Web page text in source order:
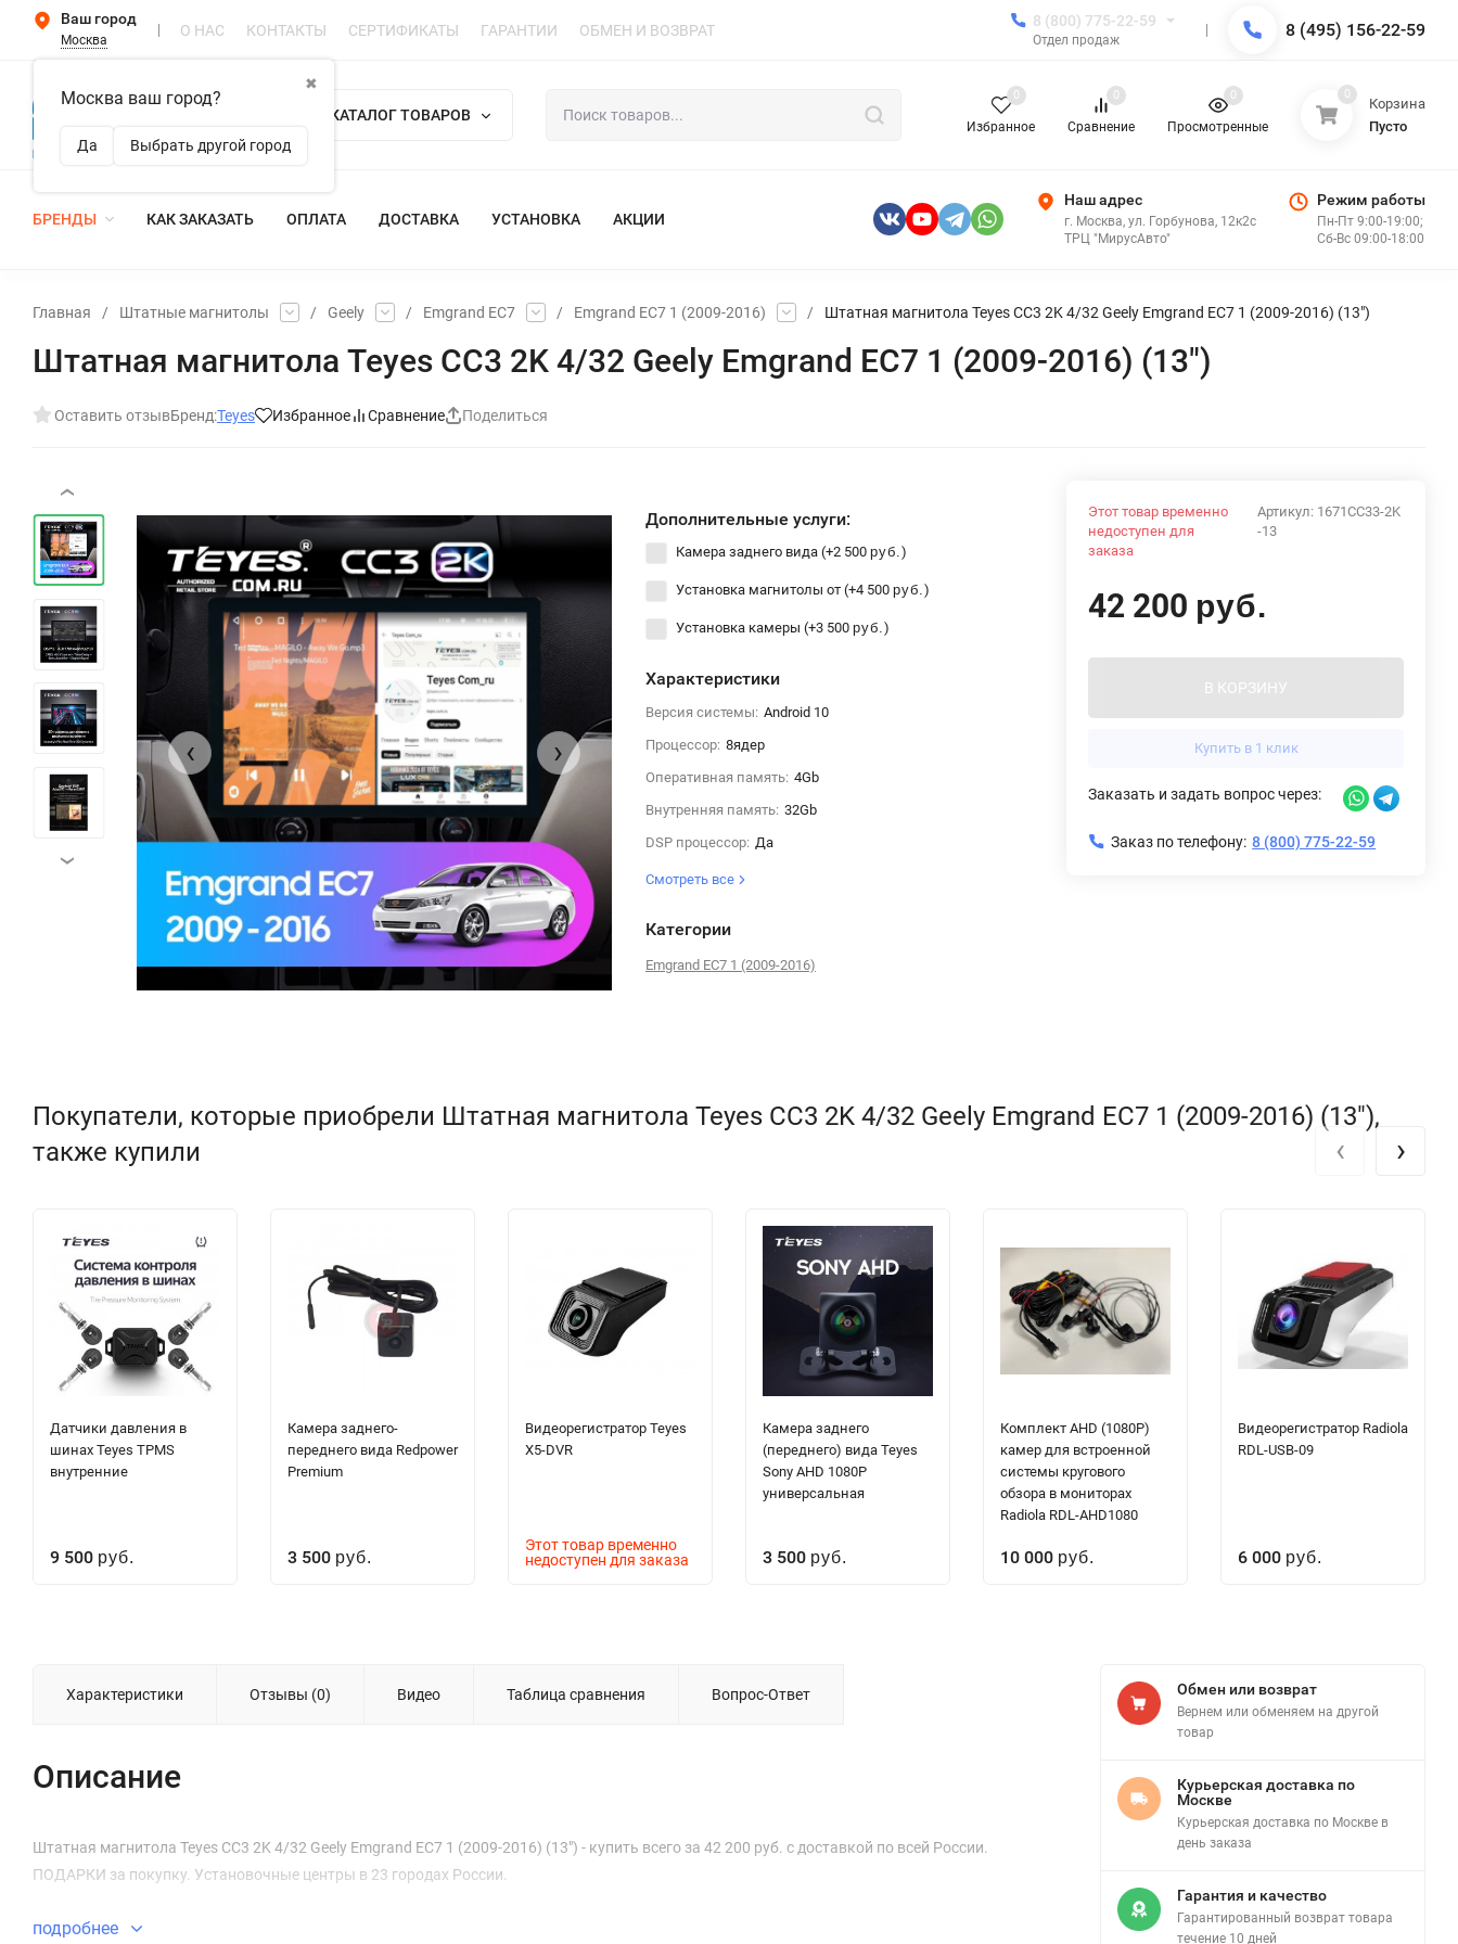
Ваш город
Москва
✖
Москва ваш город?
Да Выбрать другой город
О НАС КОНТАКТЫ СЕРТИФИКАТЫ ГАРАНТИИ ОБМЕН И ВОЗВРАТ
8 (800) 775-22-59
Отдел продаж 8 (495) 156-22-59
КАТАЛОГ ТОВАРОВ
Избранное
0
Сравнение
0
Просмотренные
0 0
Корзина
Пусто
БРЕНДЫ КАК ЗАКАЗАТЬ ОПЛАТА ДОСТАВКА УСТАНОВКА АКЦИИ
Наш адрес
г. Москва, ул. Горбунова, 12к2с
ТРЦ "МирусАвто"
Режим работы
Пн-Пт 9:00-19:00;
Сб-Вс 09:00-18:00
Главная / Штатные магнитолы / Geely / Emgrand EC7 / Emgrand EC7 1 (2009-2016) / Штатная магнитола Teyes CC3 2K 4/32 Geely Emgrand EC7 1 (2009-2016) (13")
Штатная магнитола Teyes CC3 2K 4/32 Geely Emgrand EC7 1 (2009-2016) (13")
Оставить отзывБренд:Teyes Избранное Сравнение Поделиться
‹ ›
‹
›
Дополнительные услуги:
Камера заднего вида (+2 500 руб. )
Установка магнитолы от (+4 500 руб. )
Установка камеры (+3 500 руб. )
Характеристики
Версия системы: Android 10
Процессор: 8ядер
Оперативная память: 4Gb
Внутренняя память: 32Gb
DSP процессор: Да
Смотреть все
Категории
Emgrand EC7 1 (2009-2016)
Артикул: 1671CC33-2K
-13
Этот товар временно
недоступен для
заказа
42 200 руб.
В КОРЗИНУ
Купить в 1 клик
Заказать и задать вопрос через:
Заказ по телефону: 8 (800) 775-22-59
Покупатели, которые приобрели Штатная магнитола Teyes CC3 2K 4/32 Geely Emgrand EC7 1 (2009-2016) (13"),
также купили
Датчики давления в
шинах Teyes TPMS
внутренние
9 500 руб.
Камера заднего-
переднего вида Redpower
Premium
3 500 руб.
Видеорегистратор Teyes
X5-DVR
Этот товар временно
недоступен для заказа
Камера заднего
(переднего) вида Teyes
Sony AHD 1080P
универсальная
3 500 руб.
Комплект AHD (1080P)
камер для встроенной
системы кругового
обзора в мониторах
Radiola RDL-AHD1080
10 000 руб.
Видеорегистратор Radiola
RDL-USB-09
6 000 руб.
‹ ›
Характеристики Отзывы (0) Видео Таблица сравнения Вопрос-Ответ
Описание
Штатная магнитола Teyes CC3 2K 4/32 Geely Emgrand EC7 1 (2009-2016) (13") - купить всего за 42 200 руб. с доставкой по всей России.
ПОДАРКИ за покупку. Установочные центры в 23 городах России.
подробнее
Обмен или возврат
Вернем или обменяем на другой
товар
Курьерская доставка по
Москве
Курьерская доставка по Москве в
день заказа
Гарантия и качество
Гарантированный возврат товара
течение 10 дней